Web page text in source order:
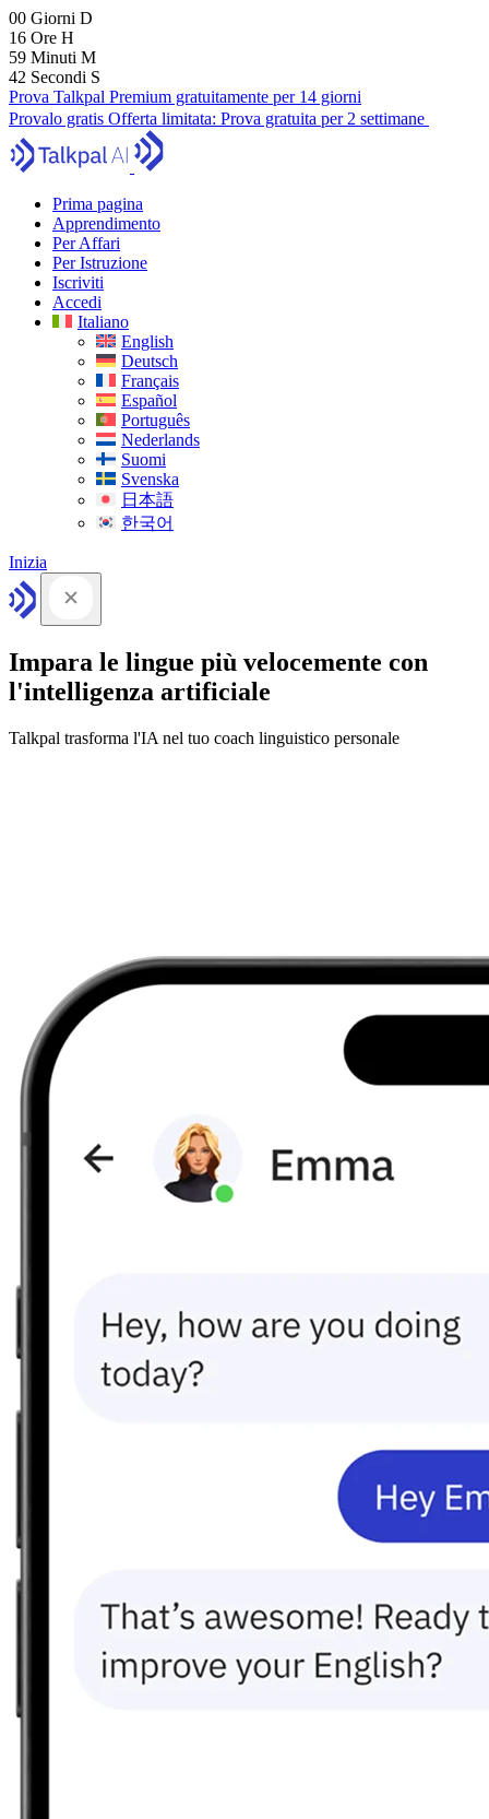
00 Giorni D
16 Ore H
59 Minuti M
40 Secondi S
Prova Talkpal Premium gratuitamente per 14 giorni
Provalo gratis Offerta limitata: Prova gratuita per 2 settimane
Prima pagina
Apprendimento
Per Affari
Per Istruzione
Iscriviti
Accedi
Italiano
English
Deutsch
Français
Español
Português
Nederlands
Suomi
Svenska
日本語
한국어
Inizia
Impara le lingue più velocemente con
l'intelligenza artificiale
Talkpal trasforma l'IA nel tuo coach linguistico personale